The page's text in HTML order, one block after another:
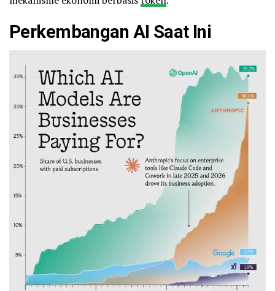
Perkembangan AI Saat Ini